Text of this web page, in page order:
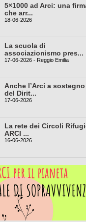
5×1000 ad Arci: una
che arr...
18-06-2026
La scuola di
associazionismo pres...
17-06-2026 - Reggio Emilia
Anche l’Arci a sostegno
del Dirit...
17-06-2026
La rete dei Circoli
ARCI ...
16-06-2026